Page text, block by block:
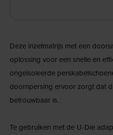
Deze inzetmatrijs met een
oplossing voor een snelle en
ongeïsoleerde
doornpersing ervoor zorgt dat
betrouwbaar is.
Te gebruiken met de U-Die